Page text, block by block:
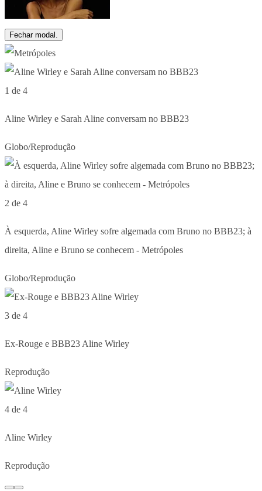
Fechar modal.
1 de 4
Aline Wirley e Sarah Aline conversam no BBB23
Globo/Reprodução
2 de 4
À esquerda, Aline Wirley sofre algemada com Bruno no BBB23; à
direita, Aline e Bruno se conhecem - Metrópoles
Globo/Reprodução
3 de 4
Ex-Rouge e BBB23 Aline Wirley
Reprodução
4 de 4
Aline Wirley
Reprodução